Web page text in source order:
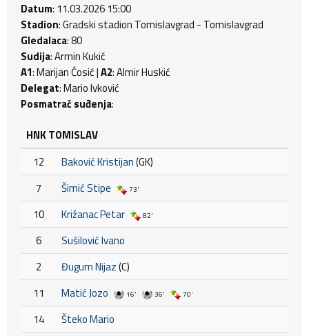
Datum: 11.03.2026 15:00
Stadion: Gradski stadion Tomislavgrad - Tomislavgrad
Gledalaca: 80
Sudija: Armin Kukić
A1: Marijan Ćosić |A2: Almir Huskić
Delegat: Mario Ivković
Posmatrač suđenja:
HNK TOMISLAV
12
Baković Kristijan(GK)
7
Šimić Stipe 73'
10 Križanac Petar 82'
6
Sušilović Ivano
2
Đugum Nijaz(C)
11
Matić Jozo 16' 36' 70'
14
Šteko Mario